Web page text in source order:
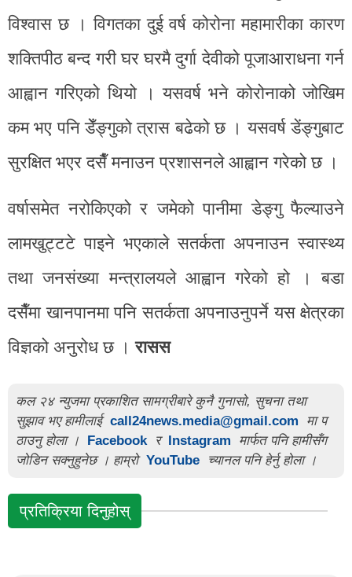
विश्वास छ । विगतका दुई वर्ष कोरोना महामारीका कारण
शक्तिपीठ बन्द गरी घर घरमै दुर्गा देवीको पूजाआराधना गर्न
आह्वान गरिएको थियो । यसवर्ष भने कोरोनाको जोखिम
कम भए पनि डेँङ्गुको त्रास बढेको छ । यसवर्ष डेंङ्गुबाट
सुरक्षित भएर दसैँ मनाउन प्रशासनले आह्वान गरेको छ ।
वर्षासमेत नरोकिएको र जमेको पानीमा डेङ्गु फैल्याउने
लामखुट्टटे पाइने भएकाले सतर्कता अपनाउन स्वास्थ्य
तथा जनसंख्या मन्त्रालयले आह्वान गरेको हो । बडा
दसैँमा खानपानमा पनि सतर्कता अपनाउनुपर्ने यस क्षेत्रका
विज्ञको अनुरोध छ । रासस
कल २४ न्युजमा प्रकाशित सामग्रीबारे कुनै गुनासो, सुचना तथा
सुझाव भए हामीलाई call24news.media@gmail.com
मा प
ठाउनु होला ।
Facebook र Instagram
मार्फत पनि हामीसँग
जोडिन सक्नुहुनेछ । हाम्रो YouTube च्यानल पनि हेर्नु होला ।
प्रतिक्रिया दिनुहोस्